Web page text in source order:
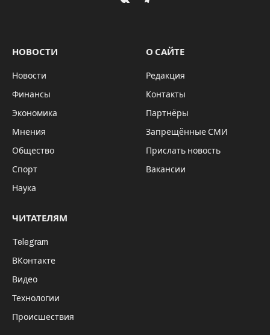
VKontakteTelegram
НОВОСТИ
Новости
Финансы
Экономика
Мнения
Общество
Спорт
Наука
О САЙТЕ
Редакция
Контакты
Партнёры
Запрещённые СМИ
Прислать новость
Вакансии
ЧИТАТЕЛЯМ
Telegram
ВКонтакте
Видео
Технологии
Происшествия